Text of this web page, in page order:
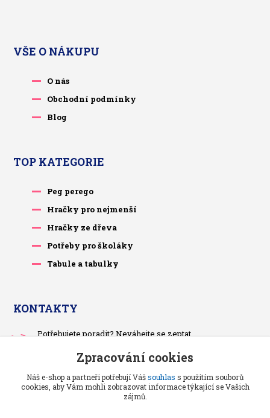
VŠE O NÁKUPU
O nás
Obchodní podmínky
Blog
TOP KATEGORIE
Peg perego
Hračky pro nejmenší
Hračky ze dřeva
Potřeby pro školáky
Tabule a tabulky
KONTAKTY
Potřebujete poradit? Neváhejte se zeptat.
Po-čt, po 13 hodině
pietrasova.p@seznam.cz
Zpracování cookies
Náš e-shop a partneři potřebují Vášsouhlas s použitím souborů
cookies, aby Vám mohli zobrazovat informace týkající se Vašich
zájmů.